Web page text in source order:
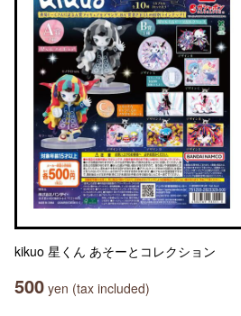
kikuo 星くん あそーとコレクション
500 yen (tax included)